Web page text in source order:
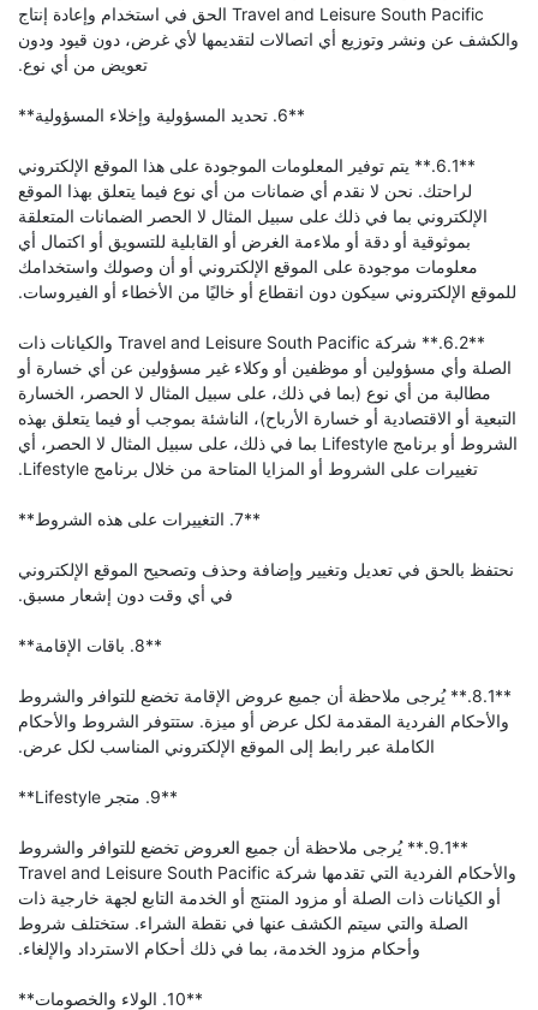
Travel and Leisure South Pacific الحق في استخدام وإعادة إنتاج
والكشف عن ونشر وتوزيع أي اتصالات لتقديمها لأي غرض، دون قيود ودون
تعويض من أي نوع.
**6. تحديد المسؤولية وإخلاء المسؤولية**
**6.1.** يتم توفير المعلومات الموجودة على هذا الموقع الإلكتروني
لراحتك. نحن لا نقدم أي ضمانات من أي نوع فيما يتعلق بهذا الموقع
الإلكتروني بما في ذلك على سبيل المثال لا الحصر الضمانات المتعلقة
بموثوقية أو دقة أو ملاءمة الغرض أو القابلية للتسويق أو اكتمال أي
معلومات موجودة على الموقع الإلكتروني أو أن وصولك واستخدامك
للموقع الإلكتروني سيكون دون انقطاع أو خاليًا من الأخطاء أو الفيروسات.
**6.2.** شركة Travel and Leisure South Pacific والكيانات ذات
الصلة وأي مسؤولين أو موظفين أو وكلاء غير مسؤولين عن أي خسارة أو
مطالبة من أي نوع (بما في ذلك، على سبيل المثال لا الحصر، الخسارة
التبعية أو الاقتصادية أو خسارة الأرباح)، الناشئة بموجب أو فيما يتعلق بهذه
الشروط أو برنامج Lifestyle بما في ذلك، على سبيل المثال لا الحصر، أي
تغييرات على الشروط أو المزايا المتاحة من خلال برنامج Lifestyle.
**7. التغييرات على هذه الشروط**
نحتفظ بالحق في تعديل وتغيير وإضافة وحذف وتصحيح الموقع الإلكتروني
في أي وقت دون إشعار مسبق.
**8. باقات الإقامة**
**8.1.** يُرجى ملاحظة أن جميع عروض الإقامة تخضع للتوافر والشروط
والأحكام الفردية المقدمة لكل عرض أو ميزة. ستتوفر الشروط والأحكام
الكاملة عبر رابط إلى الموقع الإلكتروني المناسب لكل عرض.
**9. متجر Lifestyle**
**9.1.** يُرجى ملاحظة أن جميع العروض تخضع للتوافر والشروط
والأحكام الفردية التي تقدمها شركة Travel and Leisure South Pacific
أو الكيانات ذات الصلة أو مزود المنتج أو الخدمة التابع لجهة خارجية ذات
الصلة والتي سيتم الكشف عنها في نقطة الشراء. ستختلف شروط
وأحكام مزود الخدمة، بما في ذلك أحكام الاسترداد والإلغاء.
**10. الولاء والخصومات**